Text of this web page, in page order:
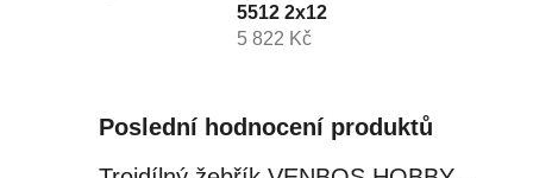
5512 2x12
5 822 Kč
Poslední hodnocení produktů